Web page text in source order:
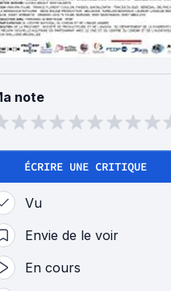
note
ÉCRIRE UNE CRITIQUE
Vu
Envie de le voir
En cours